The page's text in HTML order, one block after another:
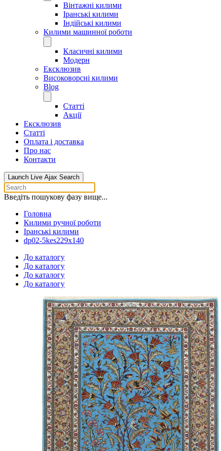
Вінтажні килими
Іранські килими
Індійські килими
Килими машинної роботи
Класичні килими
Модерн
Ексклюзив
Високоворсні килими
Blog
Статті
Акції
Ексклюзив
Статті
Оплата і доставка
Про нас
Контакти
Launch Live Ajax Search
Введіть пошукову фазу вище...
Головна
Килими ручної роботи
Іранські килими
dp02-5kes229x140
До каталогу
До каталогу
До каталогу
До каталогу